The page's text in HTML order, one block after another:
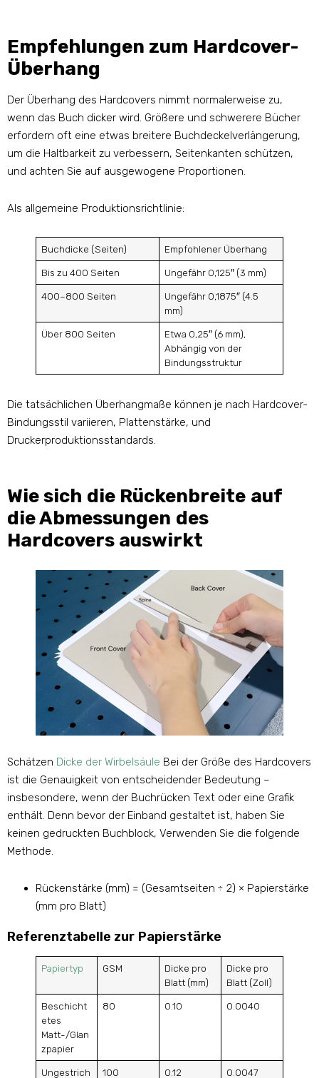
Empfehlungen zum Hardcover-
Überhang
Der Überhang des Hardcovers nimmt normalerweise zu,
wenn das Buch dicker wird. Größere und schwerere Bücher
erfordern oft eine etwas breitere Buchdeckelverlängerung,
um die Haltbarkeit zu verbessern, Seitenkanten schützen,
und achten Sie auf ausgewogene Proportionen.
Als allgemeine Produktionsrichtlinie:
Buchdicke (Seiten) Empfohlener Überhang
Bis zu 400 Seiten Ungefähr 0,125″ (3 mm)
400–800 Seiten
Ungefähr 0,1875″ (4.5
mm)
Über 800 Seiten
Etwa 0,25″ (6 mm),
Abhängig von der
Bindungsstruktur
Die tatsächlichen Überhangmaße können je nach Hardcover-
Bindungsstil variieren, Plattenstärke, und
Druckerproduktionsstandards.
Wie sich die Rückenbreite auf
die Abmessungen des
Hardcovers auswirkt
Schätzen Dicke der Wirbelsäule Bei der Größe des Hardcovers
ist die Genauigkeit von entscheidender Bedeutung –
insbesondere, wenn der Buchrücken Text oder eine Grafik
enthält. Denn bevor der Einband gestaltet ist, haben Sie
keinen gedruckten Buchblock, Verwenden Sie die folgende
Methode.
Rückenstärke (mm) = (Gesamtseiten ÷ 2) × Papierstärke
(mm pro Blatt)
Referenztabelle zur Papierstärke
Papiertyp GSM
Dicke pro
Blatt (mm)
Dicke pro
Blatt (Zoll)
Beschicht
etes
Matt-/Glan
zpapier
80 0.10 0.0040
Ungestrich 100 0.12 0.0047